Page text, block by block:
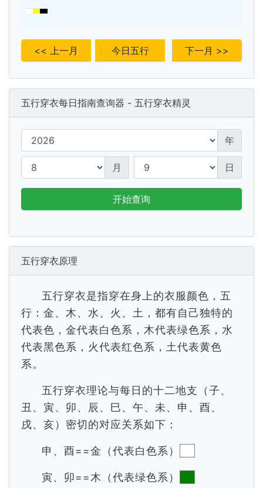
<< 上一月 今日五行 下一月 >>
五行穿衣每日指南查询器 - 五行穿衣精灵
年
月 日
开始查询
五行穿衣原理
五行穿衣是指穿在身上的衣服颜色，五
行：金、木、水、火、土，都有自己独特的
代表色，金代表白色系，木代表绿色系，水
代表黑色系，火代表红色系，土代表黄色
系。
五行穿衣理论与每日的十二地支（子、
丑、寅、卯、辰、巳、午、未、申、酉、
戌、亥）密切的对应关系如下：
申、酉==金（代表白色系）
寅、卯==木（代表绿色系）